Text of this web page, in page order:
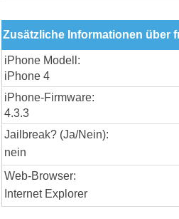
Zusätzliche Informationen über
iPhone Modell:
iPhone 4
iPhone-Firmware:
4.3.3
Jailbreak? (Ja/Nein):
nein
Web-Browser:
Internet Explorer